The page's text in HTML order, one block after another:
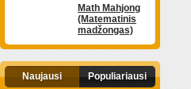
Math Mahjong
(Matematinis
madžongas)
Naujausi Populiariausi